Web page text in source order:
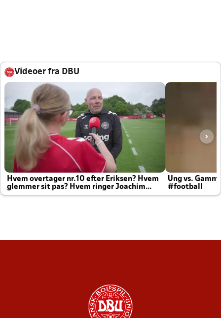
Videoer fra DBU
Hvem overtager nr.10 efter Eriksen? Hvem
glemmer sit pas? Hvem ringer Joachim
altid til efter kampe?
Ung vs.
#football